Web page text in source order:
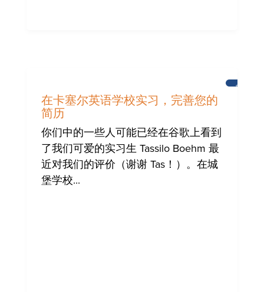
新
在卡塞尔英语学校实习，完善您的
简历
你们中的一些人可能已经在谷歌上看到
了我们可爱的实习生 Tassilo Boehm 最
近对我们的评价（谢谢 Tas！）。在城
堡学校...